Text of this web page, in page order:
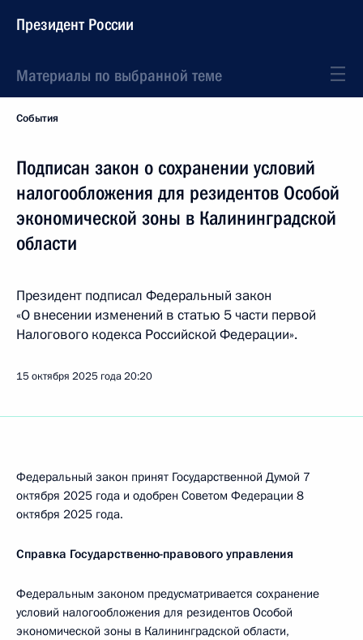
Президент России
Материалы по выбранной теме
События
Подписан закон о сохранении условий
налогообложения для резидентов Особой
экономической зоны в Калининградской
области
Президент подписал Федеральный закон
«О внесении изменений в статью 5 части первой
Налогового кодекса Российской Федерации».
15 октября 2025 года20:20
Федеральный закон принят Государственной Думой 7
октября 2025 года и одобрен Советом Федерации 8
октября 2025 года.
Справка Государственно-правового управления
Федеральным законом предусматривается сохранение
условий налогообложения для резидентов Особой
экономической зоны в Калининградской области,